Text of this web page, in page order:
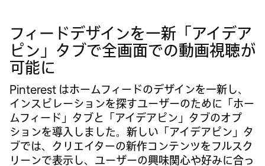
フィードデザインを一新「アイデア
ピン」タブで全画面での動画視聴が
可能に
Pinterest はホームフィードのデザインを一新し、
インスピレーションを探すユーザーのために「ホー
ムフィード」タブと「アイデアピン」タブのオプ
ションを導入しました。新しい「アイデアピン」タ
ブでは、クリエイターの新作コンテンツをフルスク
リーンで表示し、ユーザーの興味関心や好みに合っ